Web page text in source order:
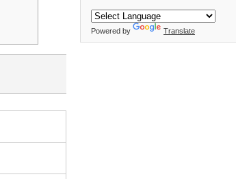
Powered by Translate